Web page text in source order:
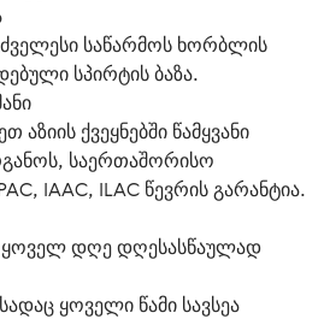
საწარმოს ხორბლის
სპირტის ბაზა.
ქვეყნებში წამყვანი
საერთაშორისო
IAAC, ILAC წევრის გარანტია.
დღე დღესასწაულად
ყოველი წამი სავსეა